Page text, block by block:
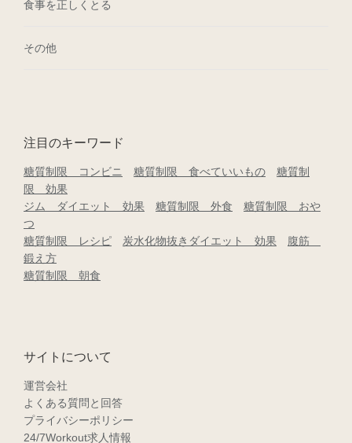
食事を正しくとる
その他
注目のキーワード
糖質制限 コンビニ 糖質制限 食べていいもの
糖質制
限 効果
ジム ダイエット 効果
糖質制限 外食
糖質制限 おや
つ
糖質制限 レシピ
炭水化物抜きダイエット 効果
腹筋
鍛え方
糖質制限 朝食
サイトについて
運営会社
よくある質問と回答
プライバシーポリシー
24/7Workout求人情報